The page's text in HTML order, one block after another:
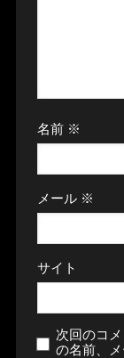
名前 ※
メール ※
サイト
次回のコ
の名前、